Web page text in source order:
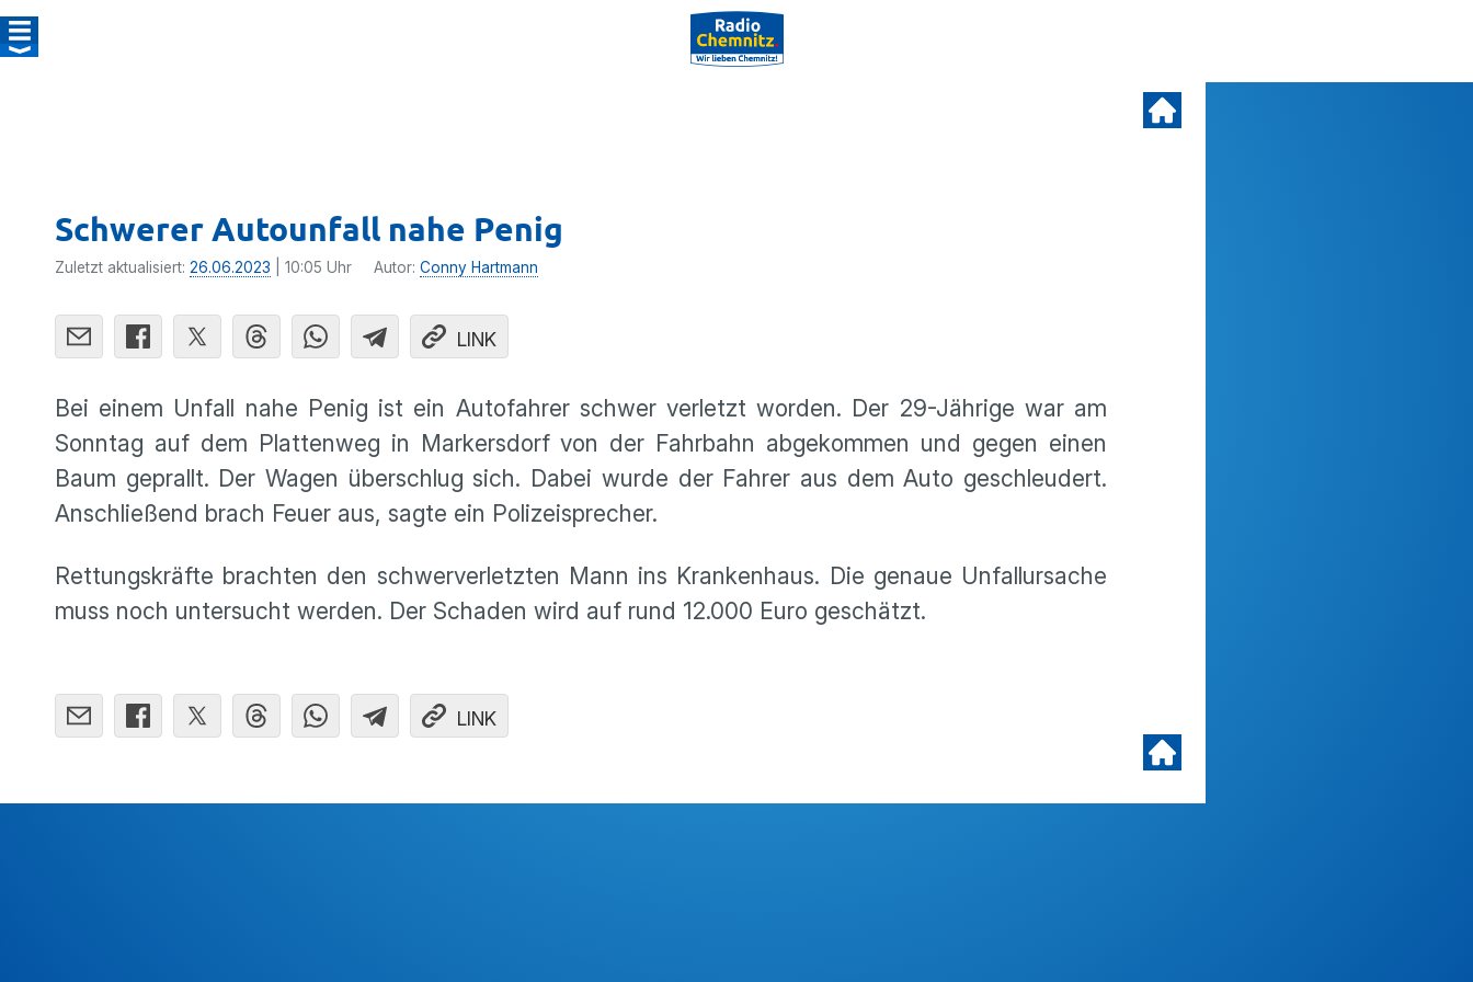
Schwerer Autounfall nahe Penig
Zuletzt aktualisiert: 26.06.2023 | 10:05 Uhr Autor: Conny Hartmann
LINK
Bei einem Unfall nahe Penig ist ein Autofahrer schwer verletzt worden. Der 29-Jährige war am
Sonntag auf dem Plattenweg in Markersdorf von der Fahrbahn abgekommen und gegen einen
Baum geprallt. Der Wagen überschlug sich. Dabei wurde der Fahrer aus dem Auto geschleudert.
Anschließend brach Feuer aus, sagte ein Polizeisprecher.
Rettungskräfte brachten den schwerverletzten Mann ins Krankenhaus. Die genaue Unfallursache
muss noch untersucht werden. Der Schaden wird auf rund 12.000 Euro geschätzt.
LINK